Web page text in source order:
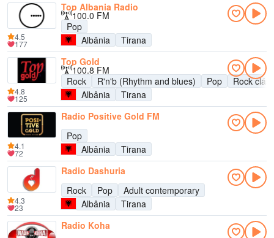
Top Albania Radio
100.0 FM
Pop
Albânia
Tirana
4.5
177
Top Gold
100.8 FM
Rock
R'n'b (Rhythm and blues) Pop
Rock
Albânia
Tirana
4.8
125
Radio Positive Gold FM
Pop
Albânia
Tirana
4.1
72
Radio Dashuria
Rock
Pop
Adult contemporary
Albânia
Tirana
4.3
23
Radio Koha